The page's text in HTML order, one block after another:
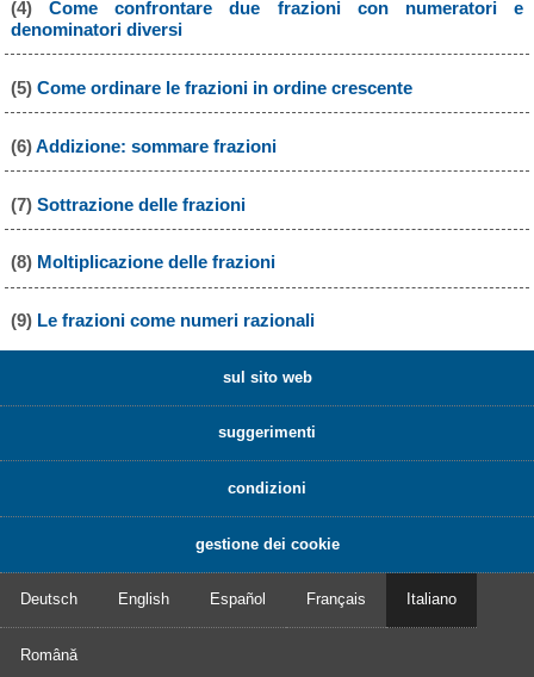
(4) Come confrontare due frazioni con numeratori e
denominatori diversi
(5) Come ordinare le frazioni in ordine crescente
(6)Addizione: sommare frazioni
(7) Sottrazione delle frazioni
(8) Moltiplicazione delle frazioni
(9) Le frazioni come numeri razionali
sul sito web
suggerimenti
condizioni
gestione dei cookie
Deutsch English Español Français Italiano
Română